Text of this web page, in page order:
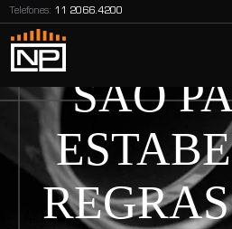
Telefones: 11 2066.4200
SÃO